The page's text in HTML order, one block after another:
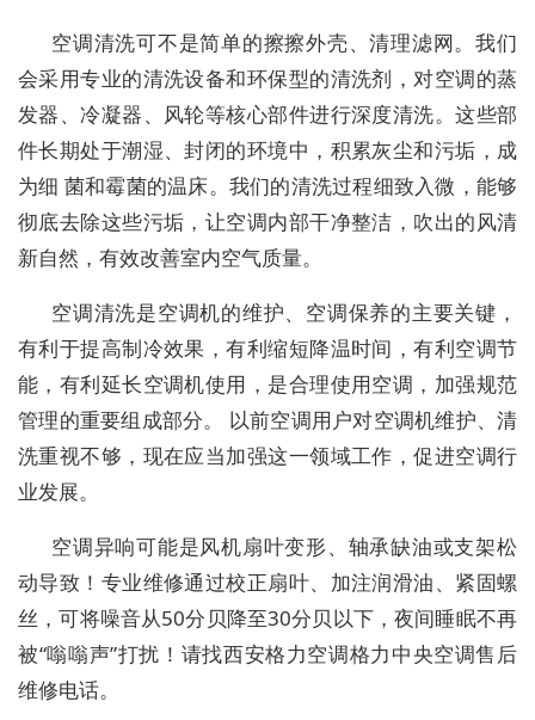
空调清洗可不是简单的擦擦外壳、清理滤网。我们
会采用专业的清洗设备和环保型的清洗剂，对空调的蒸
发器、冷凝器、风轮等核心部件进行深度清洗。这些部
件长期处于潮湿、封闭的环境中，积累灰尘和污垢，成
为细 菌和霉菌的温床。我们的清洗过程细致入微，能够
彻底去除这些污垢，让空调内部干净整洁，吹出的风清
新自然，有效改善室内空气质量。
空调清洗是空调机的维护、空调保养的主要关键，
有利于提高制冷效果，有利缩短降温时间，有利空调节
能，有利延长空调机使用，是合理使用空调，加强规范
管理的重要组成部分。 以前空调用户对空调机维护、清
洗重视不够，现在应当加强这一领域工作，促进空调行
业发展。
空调异响可能是风机扇叶变形、轴承缺油或支架松
动导致！专业维修通过校正扇叶、加注润滑油、紧固螺
丝，可将噪音从50分贝降至30分贝以下，夜间睡眠不再
被“嗡嗡声”打扰！请找西安格力空调格力中央空调售后
维修电话。